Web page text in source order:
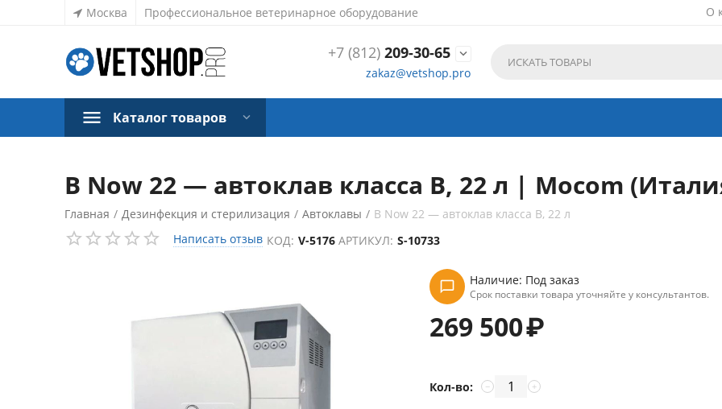
Москва Профессиональное ветеринарное оборудование О
+7 (812)209-30-65 
zakaz@vetshop.pro
Каталог товаров
B Now 22 — автоклав класса B, 22 л | Mocom
Главная / Дезинфекция и стерилизация / Автоклавы / B Now 22 — автоклав класса B, 22 л
Написать отзыв КОД: V-5176 АРТИКУЛ: S-10733
Наличие: Под заказ
Срок поставки товара уточняйте у консультантов.
269 500₽
Кол-во: +
−